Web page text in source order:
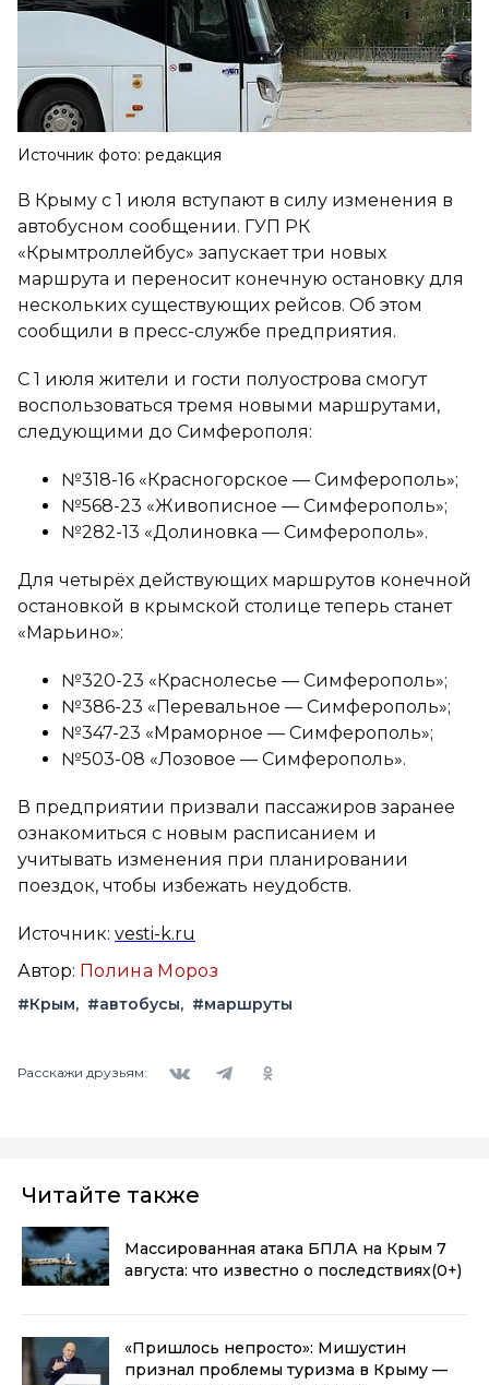
Источник фото: редакция
В Крыму с 1 июля вступают в силу изменения в
автобусном сообщении. ГУП РК
«Крымтроллейбус» запускает три новых
маршрута и переносит конечную остановку для
нескольких существующих рейсов. Об этом
сообщили в пресс-службе предприятия.
С 1 июля жители и гости полуострова смогут
воспользоваться тремя новыми маршрутами,
следующими до Симферополя:
№318-16 «Красногорское — Симферополь»;
№568-23 «Живописное — Симферополь»;
№282-13 «Долиновка — Симферополь».
Для четырёх действующих маршрутов конечной
остановкой в крымской столице теперь станет
«Марьино»:
№320-23 «Краснолесье — Симферополь»;
№386-23 «Перевальное — Симферополь»;
№347-23 «Мраморное — Симферополь»;
№503-08 «Лозовое — Симферополь».
В предприятии призвали пассажиров заранее
ознакомиться с новым расписанием и
учитывать изменения при планировании
поездок, чтобы избежать неудобств.
Источник: vesti-k.ru
Автор: Полина Мороз
#Крым #автобусы #маршруты
Расскажи друзьям:
Читайте также
Массированная атака БПЛА на Крым 7
августа: что известно о последствиях(0+)
«Пришлось непросто»: Мишустин
признал проблемы туризма в Крыму —